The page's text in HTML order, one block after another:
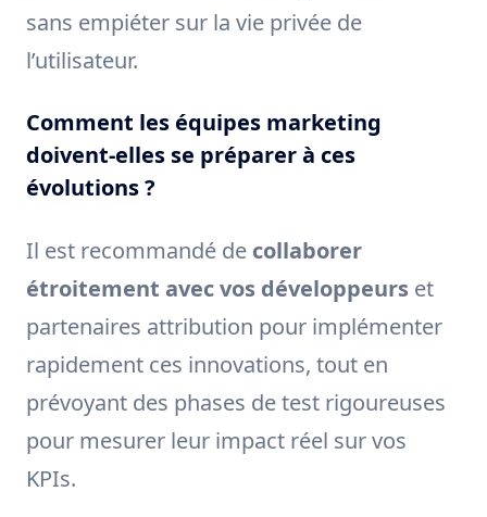
sans empiéter sur la vie privée de
l’utilisateur.
Comment les équipes marketing
doivent-elles se préparer à ces
évolutions ?
Il est recommandé de collaborer
étroitement avec vos développeurs et
partenaires attribution pour implémenter
rapidement ces innovations, tout en
prévoyant des phases de test rigoureuses
pour mesurer leur impact réel sur vos
KPIs.